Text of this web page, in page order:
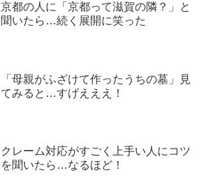
京都の人に「京都って滋賀の隣？」と
聞いたら…続く展開に笑った
「母親がふざけて作ったうちの墓」見
てみると…すげえええ！
クレーム対応がすごく上手い人にコツ
を聞いたら…なるほど！